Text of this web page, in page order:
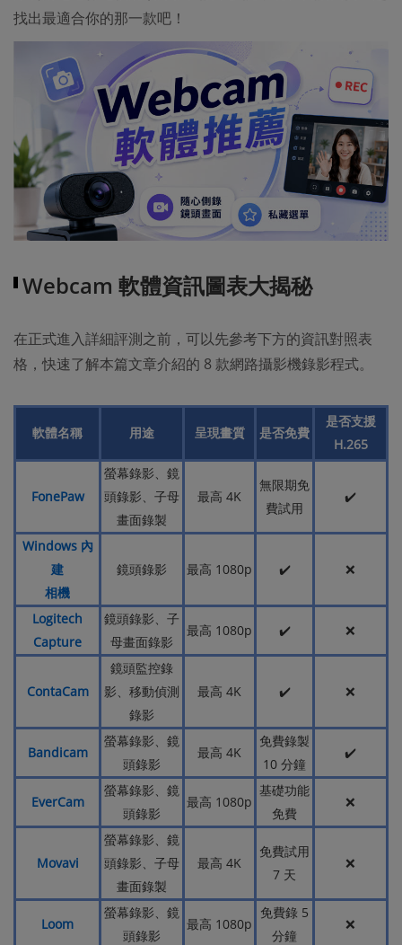
找出最適合你的那一款吧！
Webcam 軟體資訊圖表大揭秘
在正式進入詳細評測之前，可以先參考下方的資訊對照表
格，快速了解本篇文章介紹的 8 款網路攝影機錄影程式。
軟體名稱 用途 呈現畫質 是否免費
是否支援
H.265
FonePaw
螢幕錄影、鏡
頭錄影、子母
畫面錄製
最高 4K
無限期免
費試用
✔️
Windows 內
建
相機
鏡頭錄影 最高 1080p ✔️ ❌
Logitech
Capture
鏡頭錄影、子
母畫面錄影
最高 1080p ✔️ ❌
ContaCam
鏡頭監控錄
影、移動偵測
錄影
最高 4K ✔️ ❌
Bandicam
螢幕錄影、鏡
頭錄影
最高 4K
免費錄製
10 分鐘
✔️
EverCam
螢幕錄影、鏡
頭錄影
最高 1080p
基礎功能
免費
❌
Movavi
螢幕錄影、鏡
頭錄影、子母
畫面錄製
最高 4K
免費試用
7 天
❌
Loom
螢幕錄影、鏡
頭錄影
最高 1080p
免費錄 5
分鐘
❌